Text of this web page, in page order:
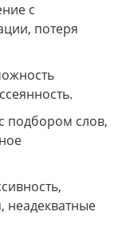
с
потеря
подбором слов,
неадекватные